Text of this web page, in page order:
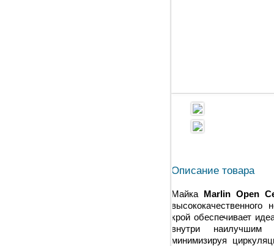
Описание товара
Майка Marlin Open
крой обеспечивает
внутри наилучшим
минимизируя